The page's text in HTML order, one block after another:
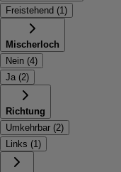
Freistehend (1)
Mischerloch
Nein (4)
Ja (2)
Richtung
Umkehrbar (2)
Links (1)